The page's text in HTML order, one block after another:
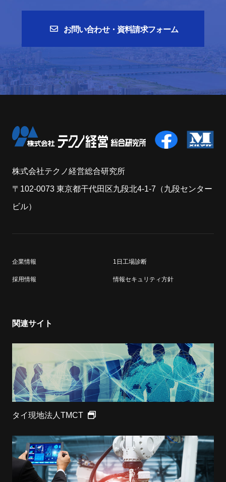
お問い合わせ・資料請求フォーム
株式会社テクノ経営総合研究所
〒102-0073 東京都干代田区九段北4-1-7（九段センター
ビル）
企業情報 1日工場診断
採用情報 情報セキュリティ方針
関連サイト
タイ現地法人TMCT